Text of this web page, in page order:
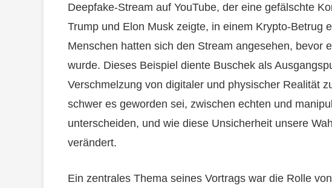
Deepfake-Stream auf YouTube, der eine gefälschte
Trump und Elon Musk zeigte, in einem Krypto-Betrug
Menschen hatten sich den Stream angesehen, bevor
wurde. Dieses Beispiel diente Buschek als
Verschmelzung von digitaler und physischer Realität
schwer es geworden sei, zwischen echten und
unterscheiden, und wie diese Unsicherheit unsere
verändert.
Ein zentrales Thema seines Vortrags war die Rolle